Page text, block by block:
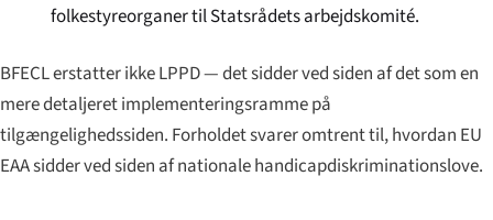
folkestyreorganer til Statsrådets arbejdskomité.
BFECL erstatter ikke LPPD — det sidder ved siden af det som en
mere detaljeret implementeringsramme på
tilgængeligheds­siden. Forholdet svarer omtrent til, hvordan EU
EAA sidder ved siden af nationale handicapdiskriminationslove.